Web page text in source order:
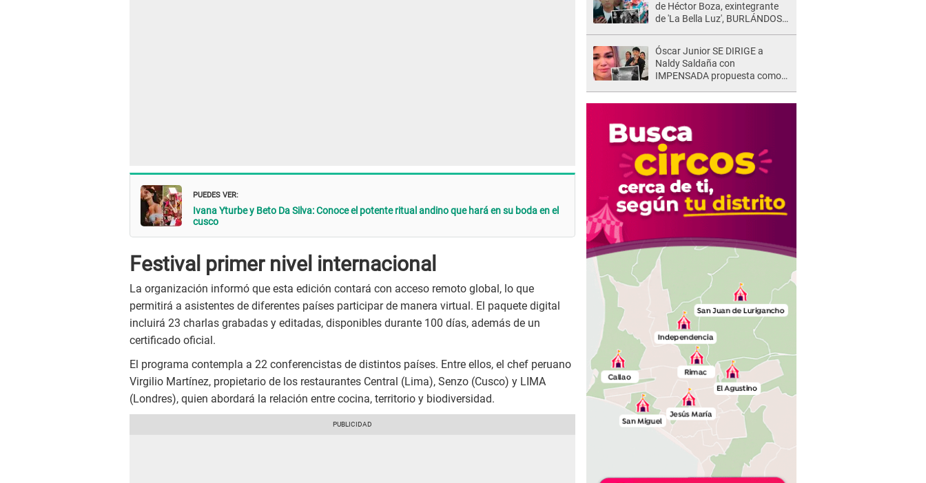
PUEDES VER:
Ivana Yturbe y Beto Da Silva: Conoce el potente ritual andino que hará en su boda en el
cusco
Festival primer nivel internacional
La organización informó que esta edición contará con acceso remoto global, lo que
permitirá a asistentes de diferentes países participar de manera virtual. El paquete digital
incluirá 23 charlas grabadas y editadas, disponibles durante 100 días, además de un
certificado oficial.
El programa contempla a 22 conferencistas de distintos países. Entre ellos, el chef peruano
Virgilio Martínez, propietario de los restaurantes Central (Lima), Senzo (Cusco) y LIMA
(Londres), quien abordará la relación entre cocina, territorio y biodiversidad.
de Héctor Boza, exintegrante
de 'La Bella Luz', BURLÁNDOSE
de maltrato: "Grábame..."
Óscar Junior SE DIRIGE a
Naldy Saldaña con
IMPENSADA propuesta como